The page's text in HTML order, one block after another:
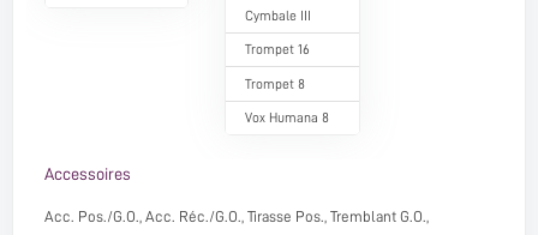
Cymbale III
Trompet 16
Trompet 8
Vox Humana 8
Accessoires
Acc. Pos./G.O., Acc. Réc./G.O., Tirasse Pos., Tremblant G.O.,